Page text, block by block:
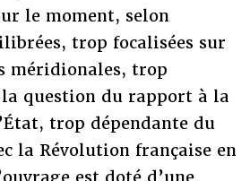
le moment, selon
trop focalisées sur
méridionales, trop
la question du rapport à la
trop dépendante du
la Révolution française en
est doté d’une